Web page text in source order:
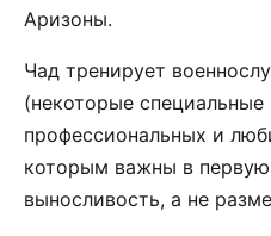
Аризоны.
Чад тренирует
(некоторые специальные
профессиональных и
которым важны в
выносливость, а не